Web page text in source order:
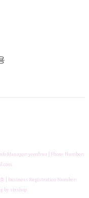
Manager: yeonhwa | Phone Number:
| Business Registration Number:
by sixshop